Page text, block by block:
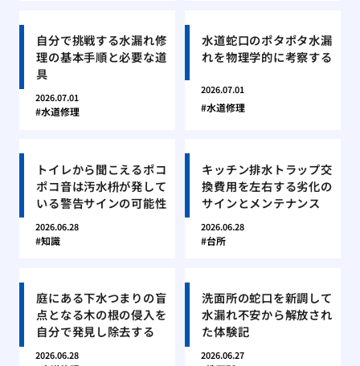
自分で挑戦する水漏れ修
理の基本手順と必要な道
具
2026.07.01
水道修理
水道蛇口のポタポタ水漏
れを物理学的に考察する
2026.07.01
水道修理
トイレから聞こえるポコ
ポコ音は汚水枡が発して
いる警告サインの可能性
2026.06.28
知識
キッチン排水トラップ交
換費用を左右する劣化の
サインとメンテナンス
2026.06.28
台所
庭にある下水つまりの盲
点となる木の根の侵入を
自分で発見し除去する
2026.06.28
洗面所の蛇口を新調して
水漏れ不安から解放され
た体験記
2026.06.27